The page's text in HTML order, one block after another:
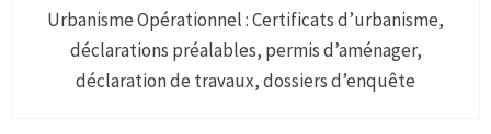
Urbanisme Opérationnel : Certificats d’urbanisme,
déclarations préalables, permis d’aménager,
déclaration de travaux, dossiers d’enquête